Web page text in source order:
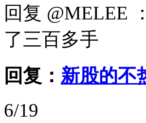
回复 @MELEE
了三百多手
回复： 新股的不
6/19